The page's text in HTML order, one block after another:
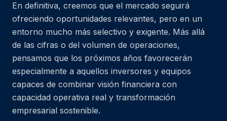
En definitiva, creemos que el mercado seguirá
ofreciendo oportunidades relevantes, pero en un
entorno mucho más selectivo y exigente. Más allá
de las cifras o del volumen de operaciones,
pensamos que los próximos años favorecerán
especialmente a aquellos inversores y equipos
capaces de combinar visión financiera con
capacidad operativa real y transformación
empresarial sostenible.